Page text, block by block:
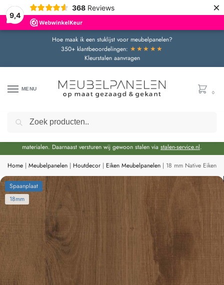
9,4
368 Reviews ×
Hoe maak ik een stuklijst voor meubelpanelen?
350+ klantbeoordelingen: ★★★★★
Kleurstalen aanvragen
MENU
0
Door de bouwvakperiode geldt momenteel een extra levertijd van circa 3 weken
materialen. Daarnaast versturen wij gewoon stalen via stalen-service.nl.
Home | Meubelpanelen | Houtdecor | Eiken Meubelpanelen | 18 mm Native Eiken
Spaanplaat
18mm